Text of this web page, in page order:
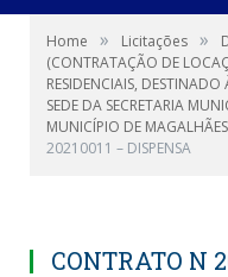
Home » Licitações »
(CONTRATAÇÃO DE
RESIDENCIAIS,
SEDE DA SECRETARIA
MUNICÍPIO DE
20210011 – DISPENSA
CONTRATO N